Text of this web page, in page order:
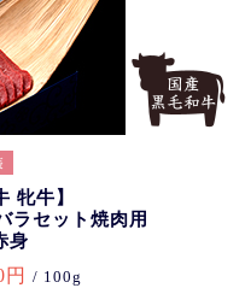
牝牛】
セット焼肉用
身
円 / 100g